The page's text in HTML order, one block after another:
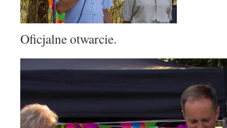
Oficjalne otwarcie.